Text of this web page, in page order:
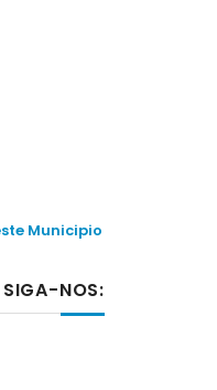
Municipio
SIGA-NOS: